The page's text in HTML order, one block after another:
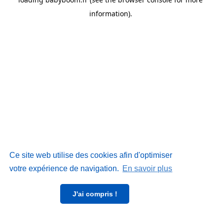
Ce site web utilise des cookies afin d'optimiser
votre expérience de navigation. En savoir plus
J'ai compris !
information).